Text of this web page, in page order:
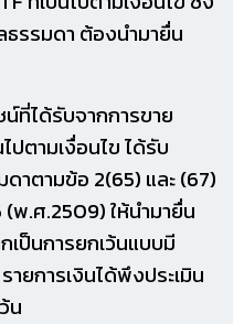
ธรรมดา ต้องนำมายื่น
น์ที่ได้รับจากการขาย
ปตามเงื่อนไข ได้รับ
าตามข้อ 2(65) และ (67)
พ.ศ.2509) ให้นำมายื่น
เป็นการยกเว้นแบบมี
ยการเงินได้พึงประเมิน
น